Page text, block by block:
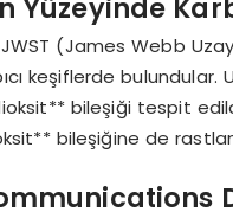
Yüzeyinde
(James Webb
keşiflerde
bileşiği tespit
bileşiğine de